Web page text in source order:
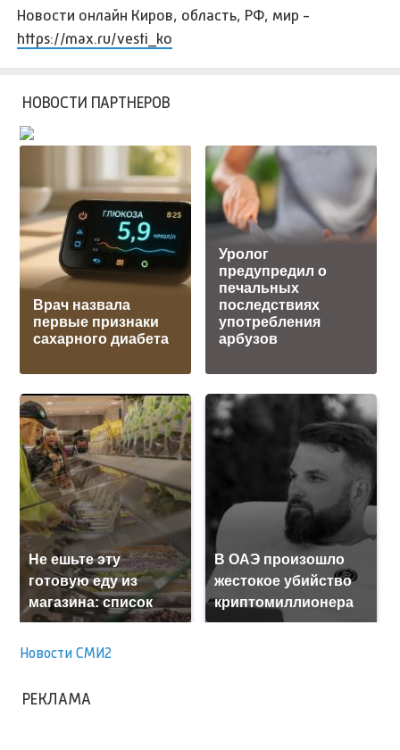
Новости онлайн Киров, область, РФ, мир -
https://max.ru/vesti_ko
НОВОСТИ ПАРТНЕРОВ
Врач назвала
первые признаки
сахарного диабета
Уролог
предупредил о
печальных
последствиях
употребления
арбузов
Не ешьте эту
готовую еду из
магазина: список
В ОАЭ произошло
жестокое убийство
криптомиллионера
Новости СМИ2
РЕКЛАМА